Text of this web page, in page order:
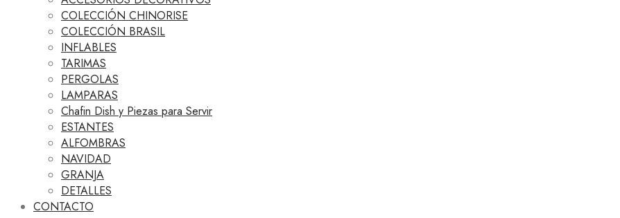
COLECCIÓN CHINORISE
COLECCIÓN BRASIL
INFLABLES
TARIMAS
PERGOLAS
LAMPARAS
Chafin Dish y Piezas para Servir
ESTANTES
ALFOMBRAS
NAVIDAD
GRANJA
DETALLES
CONTACTO